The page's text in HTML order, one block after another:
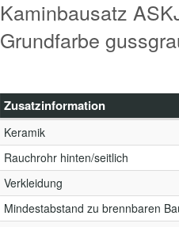
Kaminbausatz
Grundfarbe
Zusatzinformation
Keramik
Rauchrohr hinten/seitlich
Verkleidung
Mindestabstand zu brennbaren